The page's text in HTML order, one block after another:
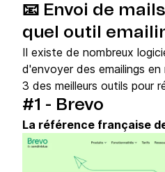
📧 Envoi de
quel outil
Il existe de nombreux
d'envoyer des emailings
3 des meilleurs outils pour
#1 - Brevo
La référence française